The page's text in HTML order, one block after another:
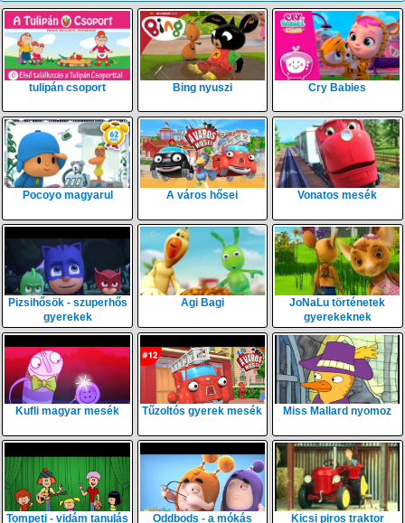
tulipán csoport Bing nyuszi Cry Babies
Pocoyo magyarul A város hősei Vonatos mesék
Pizsihősök - szuperhős
gyerekek
Agi Bagi
JoNaLu történetek
gyerekeknek
Kufli magyar mesék Tűzoltós gyerek mesék Miss Mallard nyomoz
Tompeti - vidám tanulás Oddbods - a mókás Kicsi piros traktor